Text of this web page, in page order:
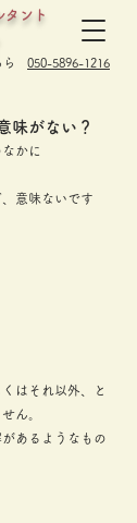
ント
ら 050-5896-1216
味がない？
かに
意味ないです
はそれ以外、と
ん。
あるようなもの